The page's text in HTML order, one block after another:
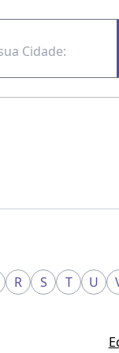
R S T U